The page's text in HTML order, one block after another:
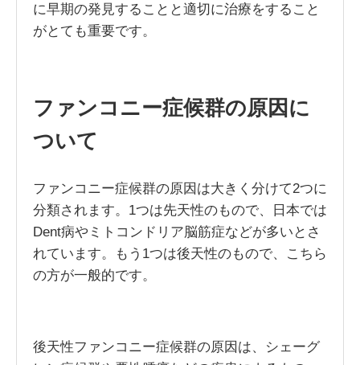
に早期の発見することと適切に治療をすること
がとても重要です。
ファンコニー症候群の原因に
ついて
ファンコニー症候群の原因は大きく分けて2つに
分類されます。1つは先天性のもので、日本では
Dent病やミトコンドリア脳筋症などが多いとさ
れています。もう1つは後天性のもので、こちら
の方が一般的です。
後天性ファンコニー症候群の原因は、シェーグ